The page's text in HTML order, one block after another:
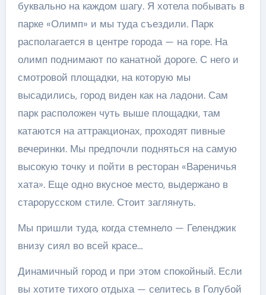
буквально на каждом шагу. Я хотела побывать в
парке «Олимп» и мы туда съездили. Парк
располагается в центре города — на горе. На
олимп поднимают по канатной дороге. С него и
смотровой площадки, на которую мы
высадились, город виден как на ладони. Сам
парк расположен чуть выше площадки, там
катаются на аттракционах, проходят пивные
вечеринки. Мы предпочли подняться на самую
высокую точку и пойти в ресторан «Вареничья
хата». Еще одно вкусное место, выдержано в
старорусском стиле. Стоит заглянуть.
Мы пришли туда, когда стемнело — Геленджик
внизу сиял во всей красе…
Динамичный город и при этом спокойный. Если
вы хотите тихого отдыха — селитесь в Голубой